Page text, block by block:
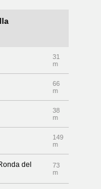
31
m
66
m
38
m
149
m
del
73
m